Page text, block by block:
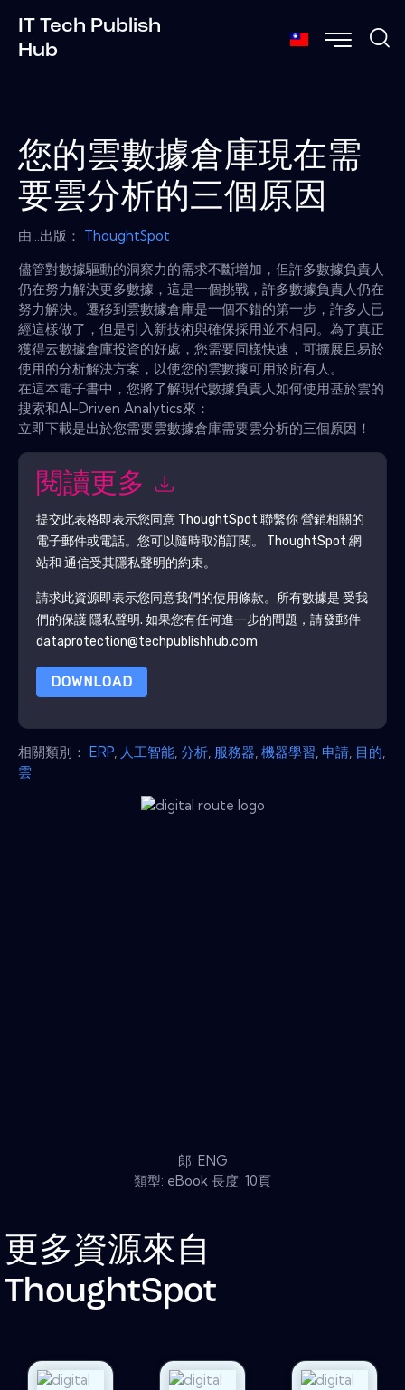
IT Tech Publish
Hub
您的雲數據倉庫現在需
要雲分析的三個原因
由...出版： ThoughtSpot
儘管對數據驅動的洞察力的需求不斷增加，但許多數據負責人
仍在努力解決更多數據，這是一個挑戰，許多數據負責人仍在
努力解決。遷移到雲數據倉庫是一個不錯的第一步，許多人已
經這樣做了，但是引入新技術與確保採用並不相同。為了真正
獲得云數據倉庫投資的好處，您需要同樣快速，可擴展且易於
使用的分析解決方案，以使您的雲數據可用於所有人。
在這本電子書中，您將了解現代數據負責人如何使用基於雲的
搜索和AI-Driven Analytics來：
立即下載是出於您需要雲數據倉庫需要雲分析的三個原因！
閱讀更多
提交此表格即表示您同意 ThoughtSpot 聯繫你 營銷相關的
電子郵件或電話。您可以隨時取消訂閱。 ThoughtSpot 網
站和 通信受其隱私聲明的約束。
請求此資源即表示您同意我們的使用條款。所有數據是 受我
們的保護 隱私聲明. 如果您有任何進一步的問題，請發郵件
dataprotection@techpublishhub.com
DOWNLOAD
相關類別： ERP 人工智能 分析 服務器 機器學習 申請 目的
雲
郎: ENG
類型: eBook 長度: 10頁
更多資源來自
ThoughtSpot